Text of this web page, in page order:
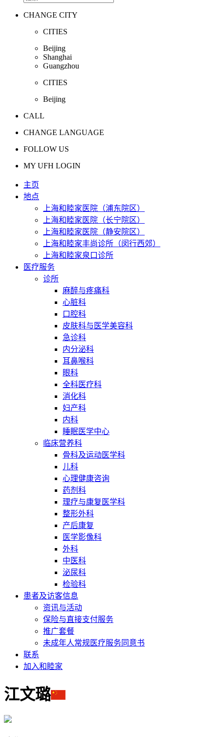
CHANGE CITY
CITIES
Beijing
Shanghai
Guangzhou
CITIES
Beijing
CALL
CHANGE LANGUAGE
FOLLOW US
MY UFH LOGIN
主页
地点
上海和睦家医院（浦东院区）
上海和睦家医院（长宁院区）
上海和睦家医院（静安院区）
上海和睦家丰尚诊所（闵行西郊）
上海和睦家泉口诊所
医疗服务
诊所
麻醉与疼痛科
心脏科
口腔科
皮肤科与医学美容科
急诊科
内分泌科
耳鼻喉科
眼科
全科医疗科
消化科
妇产科
内科
睡眠医学中心
临床营养科
骨科及运动医学科
儿科
心理健康咨询
药剂科
理疗与康复医学科
整形外科
产后康复
医学影像科
外科
中医科
泌尿科
检验科
患者及访客信息
资讯与活动
保险与直接支付服务
推广套餐
未成年人常规医疗服务同意书
联系
加入和睦家
江文璐